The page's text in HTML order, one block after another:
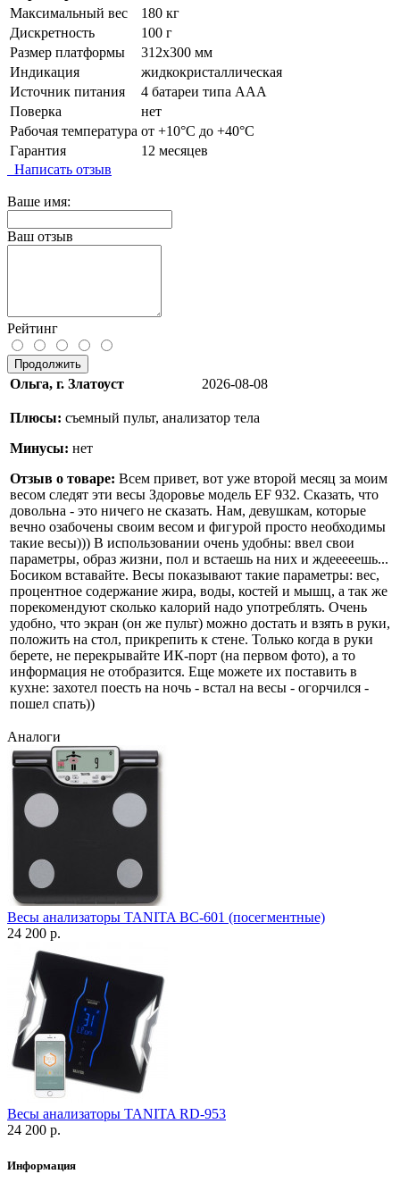
Максимальный вес
180 кг
Дискретность
100 г
Размер платформы
312х300 мм
Индикация
жидкокристаллическая
Источник питания
4 батареи типа ААА
Поверка
нет
Рабочая температура от +10°C до +40°C
Гарантия
12 месяцев
Написать отзыв
Ваше имя:
Ваш отзыв
Рейтинг
Продолжить
Ольга, г. Златоуст 2026-08-08
Плюсы: съемный пульт, анализатор тела
Минусы: нет
Отзыв о товаре: Всем привет, вот уже второй месяц за моим
весом следят эти весы Здоровье модель EF 932. Сказать, что
довольна - это ничего не сказать. Нам, девушкам, которые
вечно озабочены своим весом и фигурой просто необходимы
такие весы))) В использовании очень удобны: ввел свои
параметры, образ жизни, пол и встаешь на них и ждееееешь...
Босиком вставайте. Весы показывают такие параметры: вес,
процентное содержание жира, воды, костей и мышц, а так же
порекомендуют сколько калорий надо употреблять. Очень
удобно, что экран (он же пульт) можно достать и взять в руки,
положить на стол, прикрепить к стене. Только когда в руки
берете, не перекрывайте ИК-порт (на первом фото), а то
информация не отобразится. Еще можете их поставить в
кухне: захотел поесть на ночь - встал на весы - огорчился -
пошел спать))
Аналоги
Весы анализаторы TANITA BC-601 (посегментные)
24 200 р.
Весы анализаторы TANITA RD-953
24 200 р.
Информация